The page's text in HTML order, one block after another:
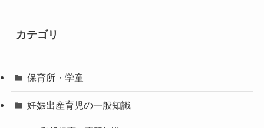
カテゴリ
保育所・学童
妊娠出産育児の一般知識